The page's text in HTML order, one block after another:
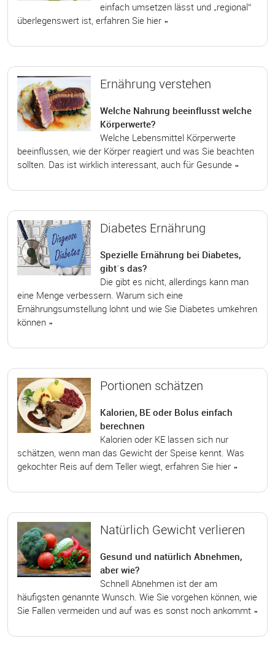
einfach umsetzen lässt und „regional“
überlegenswert ist, erfahren Sie hier »
Ernährung verstehen
Welche Nahrung beeinflusst welche
Körperwerte?
Welche Lebensmittel Körperwerte
beeinflussen, wie der Körper reagiert und was Sie beachten
sollten. Das ist wirklich interessant, auch für Gesunde »
Diabetes Ernährung
Spezielle Ernährung bei Diabetes,
gibt`s das?
Die gibt es nicht, allerdings kann man
eine Menge verbessern. Warum sich eine
Ernährungsumstellung lohnt und wie Sie Diabetes umkehren
können »
Portionen schätzen
Kalorien, BE oder Bolus einfach
berechnen
Kalorien oder KE lassen sich nur
schätzen, wenn man das Gewicht der Speise kennt. Was
gekochter Reis auf dem Teller wiegt, erfahren Sie hier »
Natürlich Gewicht verlieren
Gesund und natürlich Abnehmen,
aber wie?
Schnell Abnehmen ist der am
häufigsten genannte Wunsch. Wie Sie vorgehen können, wie
Sie Fallen vermeiden und auf was es sonst noch ankommt »